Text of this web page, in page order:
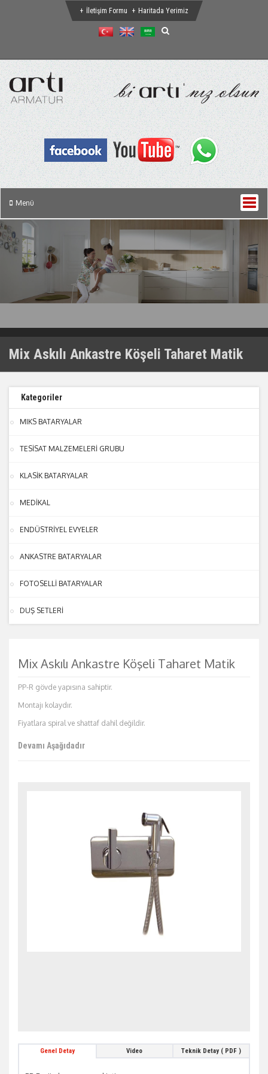
İletişim Formu Haritada Yerimiz
Menü
Mix Askılı Ankastre Köşeli Taharet Matik
Kategoriler
MIKS BATARYALAR
TESİSAT MALZEMELERİ GRUBU
KLASİK BATARYALAR
MEDİKAL
ENDÜSTRİYEL EVYELER
ANKASTRE BATARYALAR
FOTOSELLİ BATARYALAR
DUŞ SETLERİ
Mix Askılı Ankastre Köşeli Taharet Matik
PP-R gövde yapısına sahiptir.
Montajı kolaydır.
Fiyatlara spiral ve shattaf dahil değildir.
Devamı Aşağıdadır
Genel Detay Video Teknik Detay ( PDF )